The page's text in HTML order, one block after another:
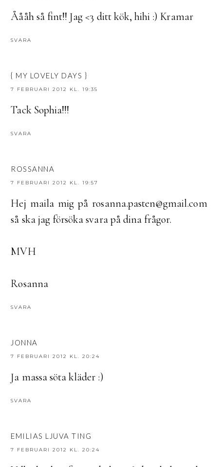
Åååh så fint!! Jag <3 ditt kök, hihi :) Kramar
SVARA
{ MY LOVELY DAYS }
7 FEBRUARI 2012 KL. 19:35
Tack Sophia!!!
SVARA
ROSSANNA
7 FEBRUARI 2012 KL. 19:57
Hej maila mig på rosanna.pasten@gmail.com
så ska jag försöka svara på dina frågor.
MVH
Rosanna
SVARA
JONNA
7 FEBRUARI 2012 KL. 20:24
Ja massa söta kläder :)
SVARA
EMILIAS LJUVA TING
7 FEBRUARI 2012 KL. 20:24